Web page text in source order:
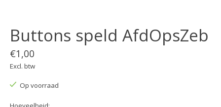
Buttons speld AfdOpsZeb
€1,00
Excl. btw
Op voorraad